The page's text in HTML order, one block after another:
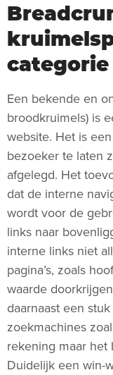
categorie
Een bekende en
broodkruimels) is
website. Het is
bezoeker te laten
afgelegd. Het
dat de interne
wordt voor de
links naar
interne links niet
pagina’s, zoals
waarde
daarnaast een
zoekmachines
rekening maar
Duidelijk een win-